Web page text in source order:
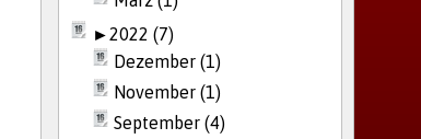
►2022 (7)
Dezember (1)
November (1)
September (4)